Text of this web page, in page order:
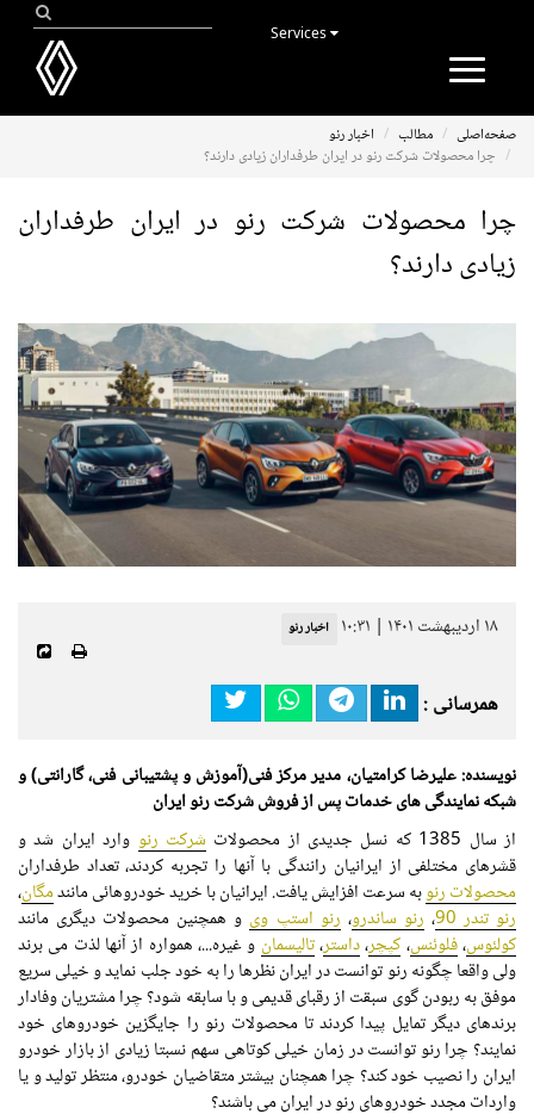
Toggle
صفحه‌اصلی مطالب
اخبار رنو
چرا محصولات شرکت رنو در ایران طرفداران زیادی دارند؟
چرا محصولات شرکت رنو در ایران طرفداران
زیادی دارند؟
۱۸ اردیبهشت ۱۴۰۱ | ۱۰:۳۱ اخبار رنو
همرسانی :
نویسنده: علیرضا کرامتیان، مدیر مرکز فنی(آموزش و پشتیبانی فنی، گارانتی) و
شبکه نمایندگی های خدمات پس از فروش شرکت رنو ایران
از سال 1385 که نسل جدیدی از محصولات
شرکت رنو وارد ایران شد و
قشرهای مختلفی از ایرانیان رانندگی با آنها را تجربه کردند، تعداد طرفداران
محصولات رنوبه سرعت افزایش یافت. ایرانیان با خرید خودروهائی مانندمگان،
رنو تندر 90
، رنو ساندرو، رنو استپ وی و همچنین محصولات دیگری مانند
کولئوس،فلوئنس،کپچر،داستر،تالیسمان و غیره...، همواره از آنها لذت می برند
ولی واقعا چگونه رنو توانست در ایران نظرها را به خود جلب نماید و خیلی سریع
موفق به ربودن گوی سبقت از رقبای قدیمی و با سابقه شود؟ چرا مشتریان وفادار
برندهای دیگر تمایل پیدا کردند تا محصولات رنو را جایگزین خودروهای خود
نمایند؟ چرا رنو توانست در زمان خیلی کوتاهی سهم نسبتا زیادی از بازار خودرو
ایران را نصیب خود کند؟ چرا همچنان بیشتر متقاضیان خودرو، منتظر تولید و یا
واردات مجدد خودروهای رنو در ایران می باشند؟